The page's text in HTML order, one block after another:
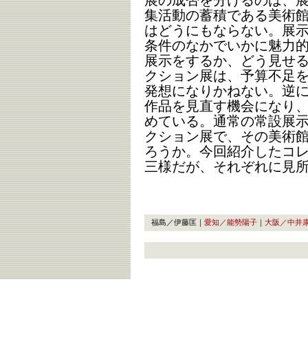
集活動の蓄積である美術
はどうにもならない。展
条件のなかでいかに魅力
展示をするか、どう見せ
クション展は、予算不足
発想になりかねない。逆
作品を見直す機会になり
めている。通常の常設展
クション展で、その美術
ろうか。今回紹介したコ
三様だが、それぞれに見
福島／伊藤匡｜ 愛知／能勢陽子 ｜ 大阪／中井